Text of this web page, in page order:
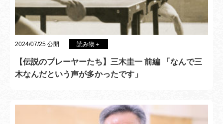
2024/07/25 公開 読み物＋
【伝説のプレーヤーたち】三木圭一 前編 「なんで三
木なんだという声が多かったです」